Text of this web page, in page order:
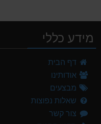
מידע כללי
דף הבית
אודותינו
מבצעים
שאלות נפוצות
צור קשר